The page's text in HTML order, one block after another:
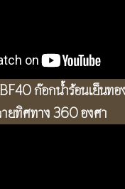
ก๊อกน้ำร้อนเย็นท
ยทิศทาง 360 องศา